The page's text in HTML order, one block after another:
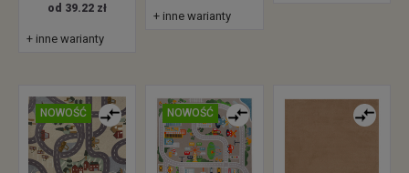
od 39.22 zł
+ inne warianty
+ inne warianty
NOWOŚĆ NOWOŚĆ